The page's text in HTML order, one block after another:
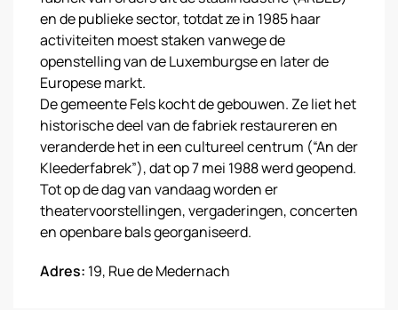
en de publieke sector, totdat ze in 1985 haar
activiteiten moest staken vanwege de
openstelling van de Luxemburgse en later de
Europese markt.
De gemeente Fels kocht de gebouwen. Ze liet het
historische deel van de fabriek restaureren en
veranderde het in een cultureel centrum (“An der
Kleederfabrek”), dat op 7 mei 1988 werd geopend.
Tot op de dag van vandaag worden er
theatervoorstellingen, vergaderingen, concerten
en openbare bals georganiseerd.
Adres: 19, Rue de Medernach